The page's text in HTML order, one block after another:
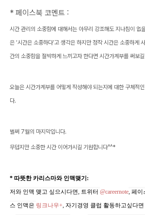
* 페이스북 코멘트 :
시간 관리의 소중함에 대해서는 아무리 강조해도 지나침이 없
은 ‘시간은 소중하다’고 생각은 하지만 정작 시간은 소중하게
간의 소중함을 절박하게 느끼고자 한다면 시간가계부를 써보
오늘은 시간가계부를 어떻게 작성해야 되는지에 대한 구체적
다.
벌써 7월의 마지막입니다.
무덥지만 소중한 시간 이어가시길 기원합니다^^*
* 따뜻한 카리스마와 인맥맺기:
저와 인맥 맺고 싶으시다면, 트위터 @careernote, 페이
스 인맥은 링크나우+, 자기경영 클럽 활동하고싶다면